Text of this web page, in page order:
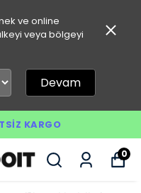
ve online
veya bölgeyi
Devam
KARGO
0